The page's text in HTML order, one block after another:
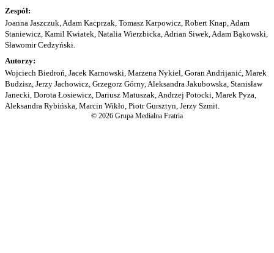
Zespół:
Joanna Jaszczuk, Adam Kacprzak, Tomasz Karpowicz, Robert Knap, Adam
Staniewicz, Kamil Kwiatek, Natalia Wierzbicka, Adrian Siwek, Adam Bąkowski,
Sławomir Cedzyński.
Autorzy:
Wojciech Biedroń, Jacek Karnowski, Marzena Nykiel, Goran Andrijanić, Marek
Budzisz, Jerzy Jachowicz, Grzegorz Górny, Aleksandra Jakubowska, Stanisław
Janecki, Dorota Łosiewicz, Dariusz Matuszak, Andrzej Potocki, Marek Pyza,
Aleksandra Rybińska, Marcin Wikło, Piotr Gursztyn, Jerzy Szmit.
© 2026 Grupa Medialna Fratria